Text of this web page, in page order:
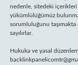
nedenle, sitedeki
yükümlülüğümüz
sorumluluğunu
sayılırlar.
Hukuka ve yasal